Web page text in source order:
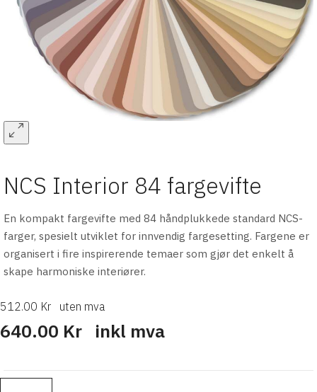
NCS Interior 84 fargevifte
En kompakt fargevifte med 84 håndplukkede standard NCS-
farger, spesielt utviklet for innvendig fargesetting. Fargene er
organisert i fire inspirerende temaer som gjør det enkelt å
skape harmoniske interiører.
512.00 Kr uten mva
640.00 Kr inkl mva